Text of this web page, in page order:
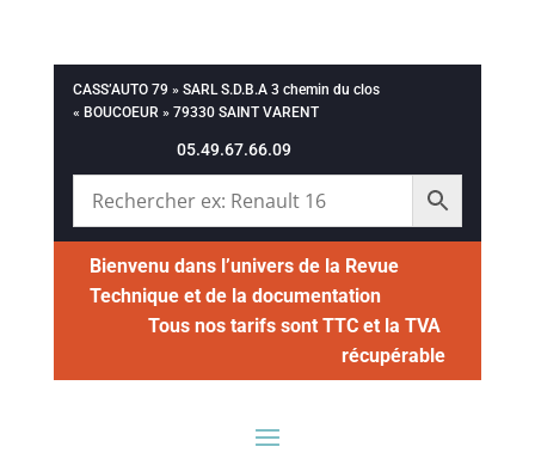
CASS’AUTO 79 » SARL S.D.B.A 3 chemin du clos
« BOUCOEUR » 79330 SAINT VARENT
05.49.67.66.09
Bienvenu dans l’univers de la Revue
Technique et de la documentation
Tous nos tarifs sont TTC et la TVA
récupérable